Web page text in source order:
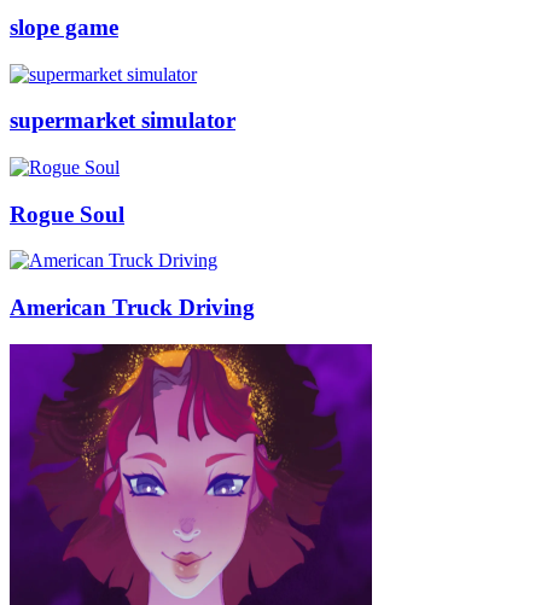
slope game
supermarket simulator
Rogue Soul
American Truck Driving